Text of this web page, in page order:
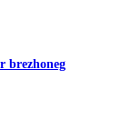
brezhoneg